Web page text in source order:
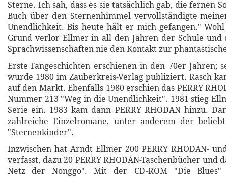
Sterne. Ich sah, dass es sie tatsächlich gab, die fernen
Buch über den Sternenhimmel vervollständigte
Unendlichkeit. Bis heute hält er mich gefangen."
Grund verlor Ellmer in all den Jahren der Schule und
Sprachwissenschaften nie den Kontakt zur
Erste Fangeschichten erschienen in den 70er Jahren;
wurde 1980 im Zauberkreis-Verlag publiziert. Rasch
auf den Markt. Ebenfalls 1980 erschien das PERRY
Nummer 213 "Weg in die Unendlichkeit". 1981 stieg
Serie ein. 1983 kam dann PERRY RHODAN hinzu.
zahlreiche Einzelromane, unter anderem der
"Sternenkinder".
Inzwischen hat Arndt Ellmer 200 PERRY RHODAN-
verfasst, dazu 20 PERRY RHODAN-Taschenbücher und
Netz der Nonggo". Mit der CD-ROM "Die